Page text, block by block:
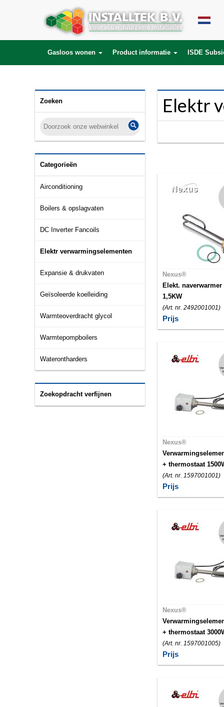
Gasloos wonen Product informatie ISDE
SELECT * FROM products LEFT JOIN product_description ON
product_to_category.product_id) WHERE lang_id='nl' AND
Zoeken
Categorieën
Airconditioning
Boilers & opslagvaten
DC Inverter Fancoils
Elektr verwarmingselementen
Expansie & drukvaten
Geïsoleerde koelleiding
Warmteoverdracht glycol
Warmtepompboilers
Waterontharders
Zoekopdracht verfijnen
Elektr
Nexus®
Elekt. naverwarmer
1,5KW
(Art. nr. 2492001001)
Prijs
Nexus®
+ thermostaat
(Art. nr. 1597001001)
Prijs
Nexus®
+ thermostaat
(Art. nr. 1597001005)
Prijs